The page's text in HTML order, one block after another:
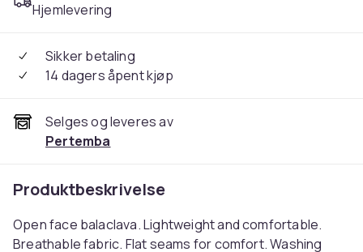
Hjemlevering
Sikker betaling
14 dagers åpent kjøp
Selges og leveres av
Pertemba
Produktbeskrivelse
Open face balaclava. Lightweight and comfortable.
Breathable fabric. Flat seams for comfort. Washing